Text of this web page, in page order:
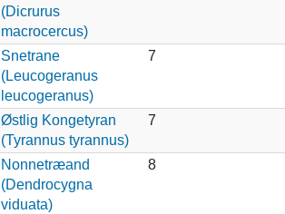
(Dicrurus
macrocercus)
Snetrane
(Leucogeranus
leucogeranus)
7
Østlig Kongetyran
(Tyrannus tyrannus)
7
Nonnetræand
(Dendrocygna
viduata)
8